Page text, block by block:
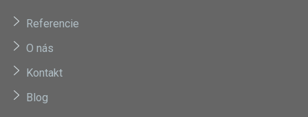
Referencie
O nás
Kontakt
Blog